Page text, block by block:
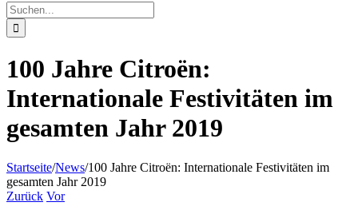
Suche
nach:
100 Jahre Citroën:
Internationale Festivitäten im
gesamten Jahr 2019
Startseite/News/100 Jahre Citroën: Internationale Festivitäten im
gesamten Jahr 2019
Zurück Vor